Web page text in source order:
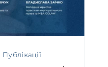
Публікації